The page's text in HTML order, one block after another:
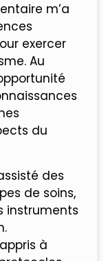
m’a
exercer
Au
du
des
de soins,
instruments
à